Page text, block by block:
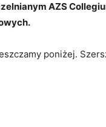
AZS
poniżej.